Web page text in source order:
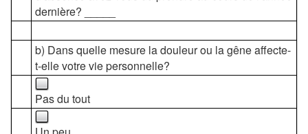
dernière? _____
b) Dans quelle mesure la douleur ou la gêne affecte-
t-elle votre vie personnelle?
Pas du tout